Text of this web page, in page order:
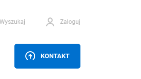
Wyszukaj Zaloguj
KONTAKT